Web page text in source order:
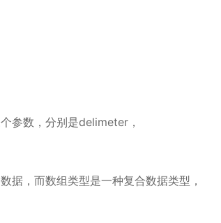
参数，分别是delimeter，
据，而数组类型是一种复合数据类型，